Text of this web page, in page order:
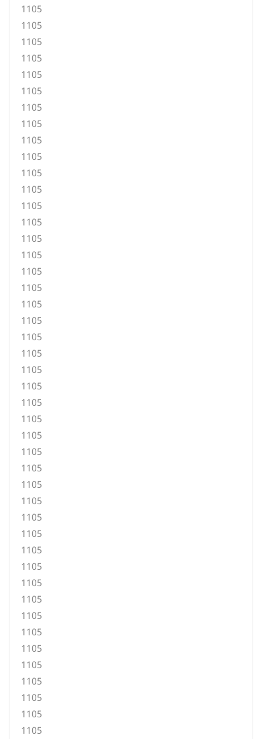
1105
1105
1105
1105
1105
1105
1105
1105
1105
1105
1105
1105
1105
1105
1105
1105
1105
1105
1105
1105
1105
1105
1105
1105
1105
1105
1105
1105
1105
1105
1105
1105
1105
1105
1105
1105
1105
1105
1105
1105
1105
1105
1105
1105
1105